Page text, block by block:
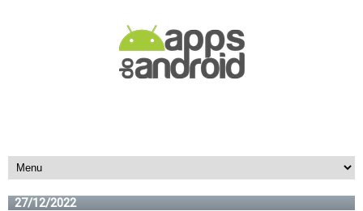
27/12/2022